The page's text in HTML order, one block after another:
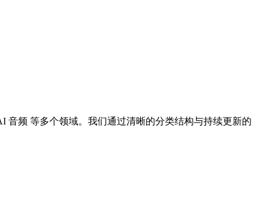
频 等多个领域。我们通过清晰的分类结构与持续更新的